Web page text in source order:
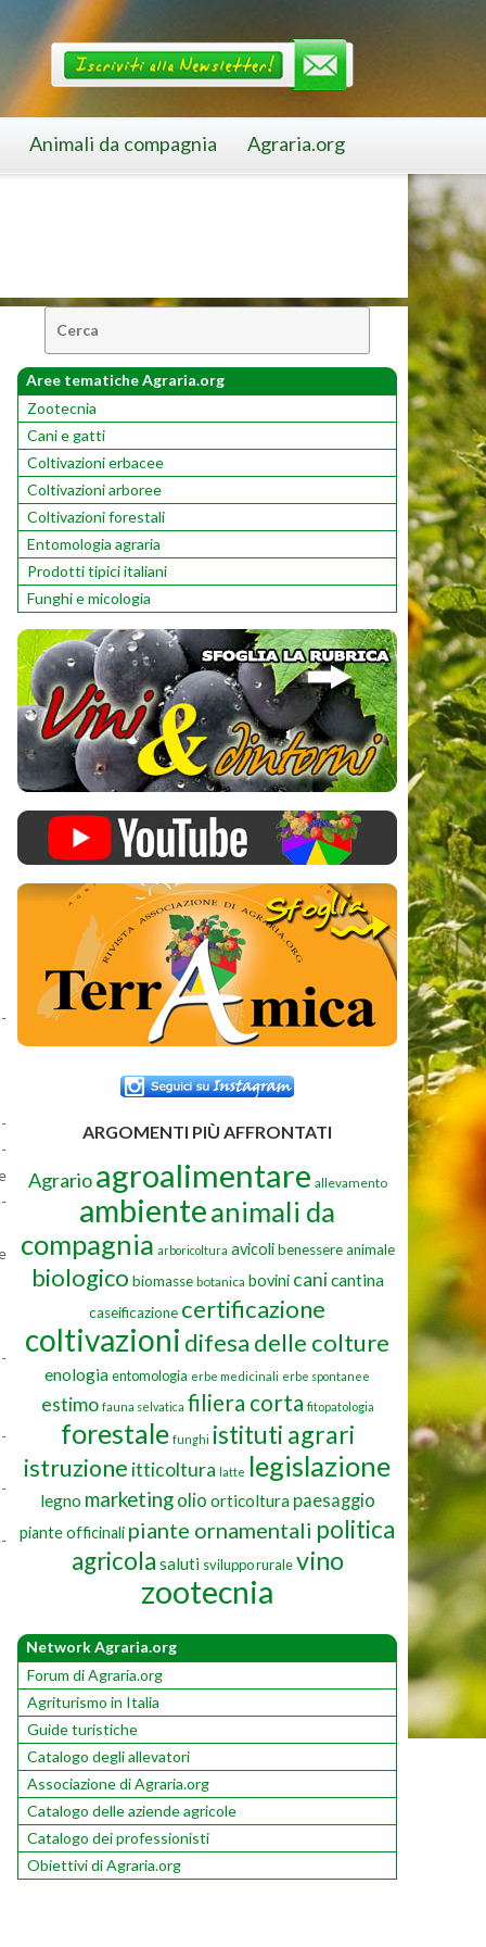
Animali da compagnia Agraria.org
Aree tematiche Agraria.org
Zootecnia
Cani e gatti
Coltivazioni erbacee
Coltivazioni arboree
Coltivazioni forestali
Entomologia agraria
Prodotti tipici italiani
Funghi e micologia
ARGOMENTI PIÙ AFFRONTATI
Agrario agroalimentare allevamento
ambienteanimali da
compagnia arboricoltura avicoli benessere animale
biologico biomasse botanica bovini canicantina
caseificazione certificazione
coltivazioni difesa delle colture
enologiaentomologia erbe medicinali erbe spontanee
estimo fauna selvatica filiera corta fitopatologia
forestale funghi istituti agrari
istruzione itticoltura latte legislazione
legno marketing olio orticoltura paesaggio
piante officinali piante ornamentali politica
agricola saluti sviluppo rurale vino
zootecnia
Network Agraria.org
Forum di Agraria.org
Agriturismo in Italia
Guide turistiche
Catalogo degli allevatori
Associazione di Agraria.org
Catalogo delle aziende agricole
Catalogo dei professionisti
Obiettivi di Agraria.org